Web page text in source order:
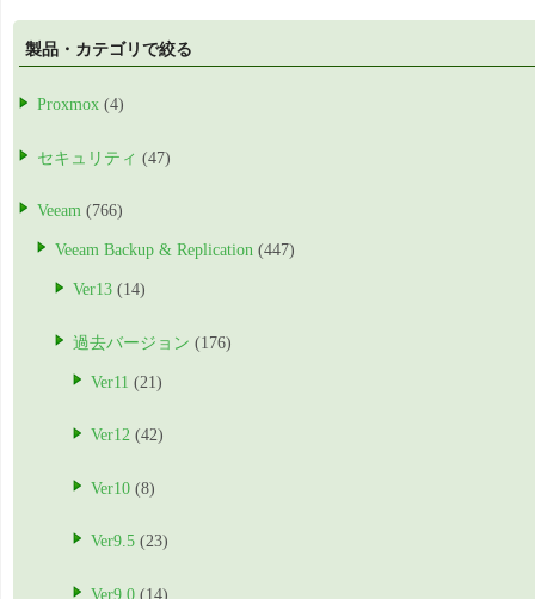
製品・カテゴリで絞る
Proxmox (4)
セキュリティ (47)
Veeam (766)
Veeam Backup & Replication (447)
Ver13 (14)
過去バージョン (176)
Ver11 (21)
Ver12 (42)
Ver10 (8)
Ver9.5 (23)
Ver9.0 (14)